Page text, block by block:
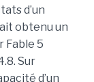
d’un
obtenu un
Fable 5
Sur
d’un